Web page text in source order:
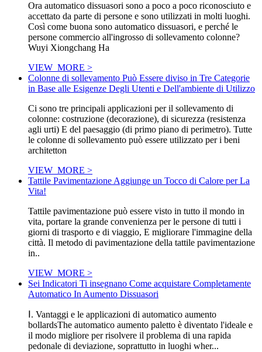
Ora automatico dissuasori sono a poco a poco riconosciuto e
accettato da parte di persone e sono utilizzati in molti luoghi.
Così come buona sono automatico dissuasori, e perché le
persone commercio all'ingrosso di sollevamento colonne?
Wuyi Xiongchang Ha
VIEW_MORE >
Colonne di sollevamento Può Essere diviso in Tre Categorie
in Base alle Esigenze Degli Utenti e Dell'ambiente di Utilizzo
Ci sono tre principali applicazioni per il sollevamento di
colonne: costruzione (decorazione), di sicurezza (resistenza
agli urti) E del paesaggio (di primo piano di perimetro). Tutte
le colonne di sollevamento può essere utilizzato per i beni
architetton
VIEW_MORE >
Tattile Pavimentazione Aggiunge un Tocco di Calore per La
Vita!
Tattile pavimentazione può essere visto in tutto il mondo in
vita, portare la grande convenienza per le persone di tutti i
giorni di trasporto e di viaggio, E migliorare l'immagine della
città. Il metodo di pavimentazione della tattile pavimentazione
in..
VIEW_MORE >
Sei Indicatori Ti insegnano Come acquistare Completamente
Automatico In Aumento Dissuasori
Ⅰ. Vantaggi e le applicazioni di automatico aumento
bollardsThe automatico aumento paletto è diventato l'ideale e
il modo migliore per risolvere il problema di una rapida
pedonale di deviazione, soprattutto in luoghi wher...